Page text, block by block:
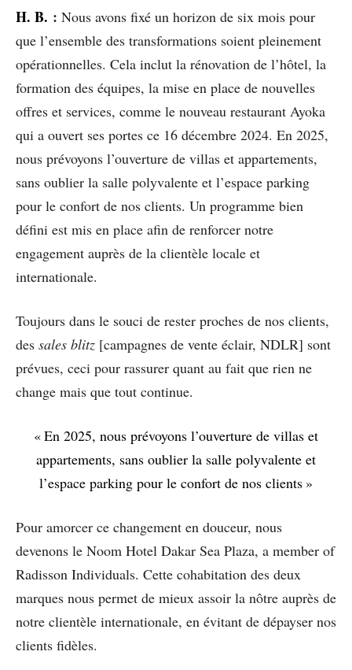
H. B. : Nous avons fixé un horizon de six mois pour
que l’ensemble des transformations soient pleinement
opérationnelles. Cela inclut la rénovation de l’hôtel, la
formation des équipes, la mise en place de nouvelles
offres et services, comme le nouveau restaurant Ayoka
qui a ouvert ses portes ce 16 décembre 2024. En 2025,
nous prévoyons l’ouverture de villas et appartements,
sans oublier la salle polyvalente et l’espace parking
pour le confort de nos clients. Un programme bien
défini est mis en place afin de renforcer notre
engagement auprès de la clientèle locale et
internationale.
Toujours dans le souci de rester proches de nos clients,
des sales blitz [campagnes de vente éclair, NDLR] sont
prévues, ceci pour rassurer quant au fait que rien ne
change mais que tout continue.
« En 2025, nous prévoyons l’ouverture de villas et
appartements, sans oublier la salle polyvalente et
l’espace parking pour le confort de nos clients »
Pour amorcer ce changement en douceur, nous
devenons le Noom Hotel Dakar Sea Plaza, a member of
Radisson Individuals. Cette cohabitation des deux
marques nous permet de mieux assoir la nôtre auprès de
notre clientèle internationale, en évitant de dépayser nos
clients fidèles.